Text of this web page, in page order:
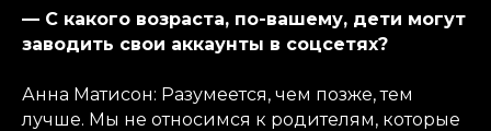
— С какого возраста, по-вашему, дети могут
заводить свои аккаунты в соцсетях?
Анна Матисон: Разумеется, чем позже, тем
лучше. Мы не относимся к родителям, которые